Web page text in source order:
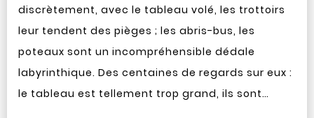
discrètement, avec le tableau volé, les trottoirs
leur tendent des pièges ; les abris-bus, les
poteaux sont un incompréhensible dédale
labyrinthique. Des centaines de regards sur eux :
le tableau est tellement trop grand, ils sont…